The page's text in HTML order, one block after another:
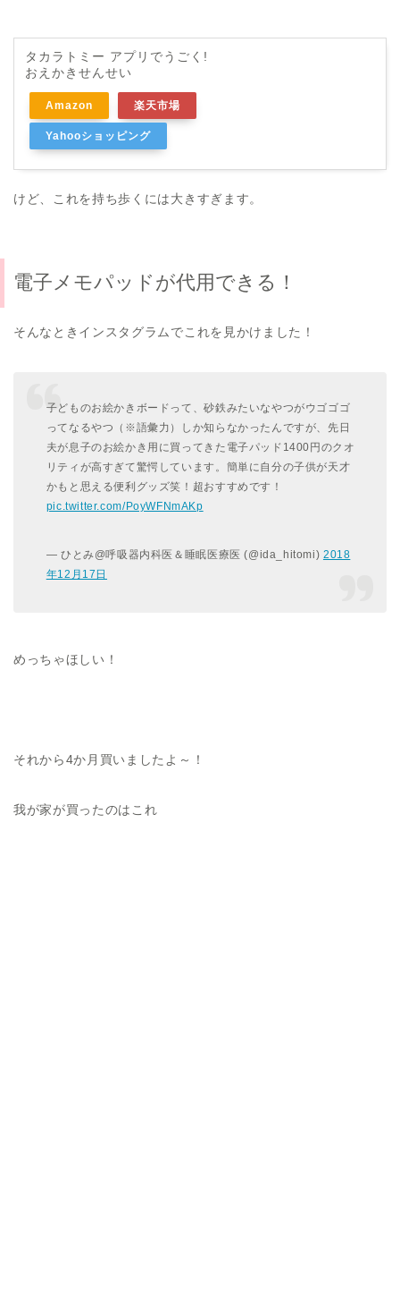
タカラトミー アプリでうごく!
おえかきせんせい
Amazon 楽天市場
Yahooショッピング
けど、これを持ち歩くには大きすぎます。
電子メモパッドが代用できる！
そんなときインスタグラムでこれを見かけました！
子どものお絵かきボードって、砂鉄みたいなやつがウゴゴゴ
ってなるやつ（※語彙力）しか知らなかったんですが、先日
夫が息子のお絵かき用に買ってきた電子パッド1400円のクオ
リティが高すぎて驚愕しています。簡単に自分の子供が天才
かもと思える便利グッズ笑！超おすすめです！
pic.twitter.com/PoyWFNmAKp
— ひとみ@呼吸器内科医＆睡眠医療医 (@ida_hitomi) 2018
年12月17日
めっちゃほしい！
それから4か月買いましたよ～！
我が家が買ったのはこれ